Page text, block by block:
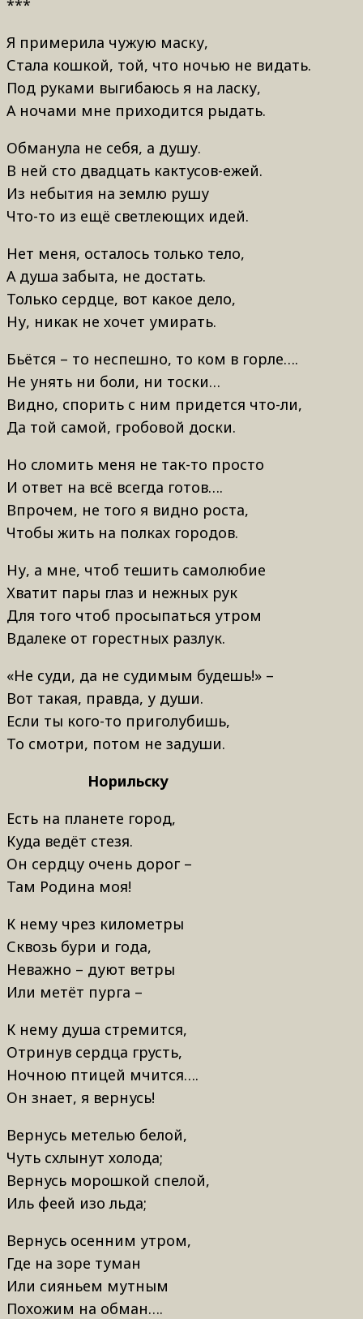
***
Я примерила чужую маску,
Стала кошкой, той, что ночью не видать.
Под руками выгибаюсь я на ласку,
А ночами мне приходится рыдать.
Обманула не себя, а душу.
В ней сто двадцать кактусов-ежей.
Из небытия на землю рушу
Что-то из ещё светлеющих идей.
Нет меня, осталось только тело,
А душа забыта, не достать.
Только сердце, вот какое дело,
Ну, никак не хочет умирать.
Бьётся – то неспешно, то ком в горле….
Не унять ни боли, ни тоски…
Видно, спорить с ним придется что-ли,
Да той самой, гробовой доски.
Но сломить меня не так-то просто
И ответ на всё всегда готов….
Впрочем, не того я видно роста,
Чтобы жить на полках городов.
Ну, а мне, чтоб тешить самолюбие
Хватит пары глаз и нежных рук
Для того чтоб просыпаться утром
Вдалеке от горестных разлук.
«Не суди, да не судимым будешь!» –
Вот такая, правда, у души.
Если ты кого-то приголубишь,
То смотри, потом не
Норильску
Есть на планете город,
Куда ведёт стезя.
Он сердцу очень дорог –
Там Родина моя!
К нему чрез километры
Сквозь бури и года,
Неважно – дуют ветры
Или метёт пурга –
К нему душа стремится,
Отринув сердца грусть,
Ночною птицей мчится….
Он знает, я вернусь!
Вернусь метелью белой,
Чуть схлынут холода;
Вернусь морошкой спелой,
Иль феей изо льда;
Вернусь осенним утром,
Где на зоре туман
Или сияньем мутным
Похожим на обман….